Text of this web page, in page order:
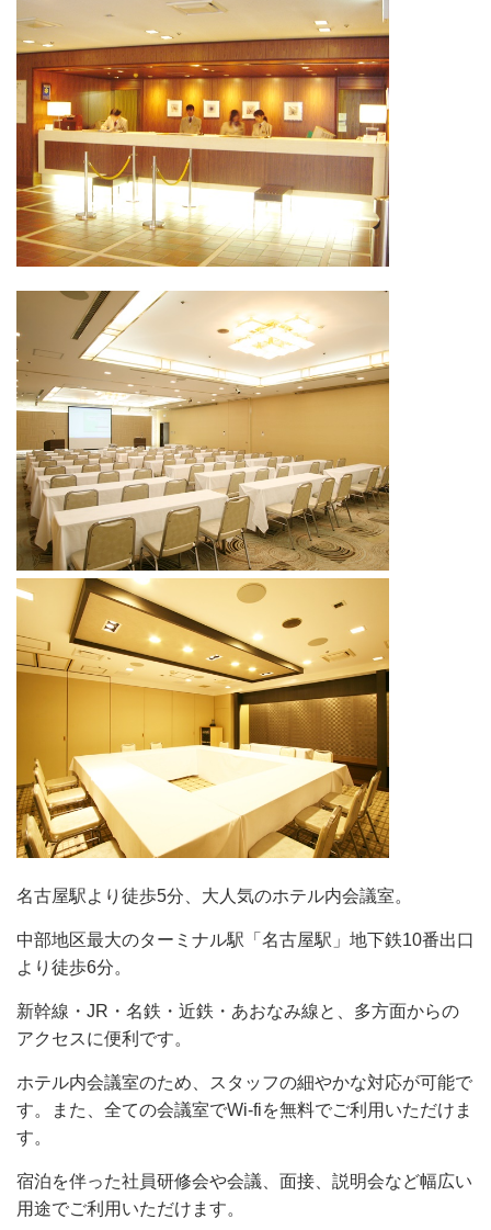
名古屋駅より徒歩5分、大人気のホテル内会議室。
中部地区最大のターミナル駅「名古屋駅」地下鉄10番出口
より徒歩6分。
新幹線・JR・名鉄・近鉄・あおなみ線と、多方面からの
アクセスに便利です。
ホテル内会議室のため、スタッフの細やかな対応が可能で
す。また、全ての会議室でWi-fiを無料でご利用いただけま
す。
宿泊を伴った社員研修会や会議、面接、説明会など幅広い
用途でご利用いただけます。